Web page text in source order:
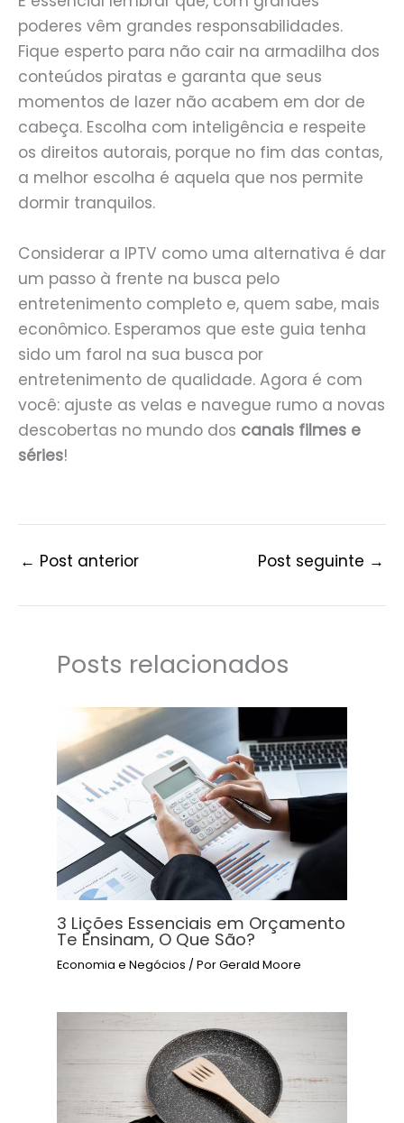
poderes vêm grandes responsabilidades.
Fique esperto para não cair na armadilha dos
conteúdos piratas e garanta que seus
momentos de lazer não acabem em dor de
cabeça. Escolha com inteligência e respeite
os direitos autorais, porque no fim das contas,
a melhor escolha é aquela que nos permite
dormir tranquilos.
Considerar a IPTV como uma alternativa é dar
um passo à frente na busca pelo
entretenimento completo e, quem sabe, mais
econômico. Esperamos que este guia tenha
sido um farol na sua busca por
entretenimento de qualidade. Agora é com
você: ajuste as velas e navegue rumo a novas
descobertas no mundo dos canais filmes e
séries!
← Post anterior Post seguinte →
Posts relacionados
3 Lições Essenciais em Orçamento
Te Ensinam, O Que São?
Economia e Negócios / PorGerald Moore